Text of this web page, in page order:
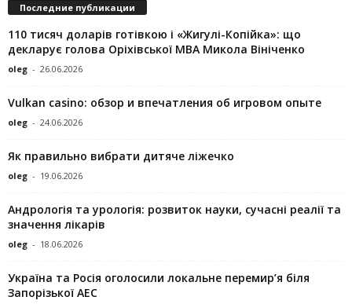
Последние публикации
110 тисяч доларів готівкою і «Жигулі-Копійка»: що
декларує голова Оріхівської МВА Микола Вініченко
oleg - 26.06.2026
Vulkan casino: обзор и впечатления об игровом опыте
oleg - 24.06.2026
Як правильно вибрати дитяче ліжечко
oleg - 19.06.2026
Андрологія та урологія: розвиток науки, сучасні реалії та
значення лікарів
oleg - 18.06.2026
Україна та Росія оголосили локальне перемир’я біля
Запорізької АЕС